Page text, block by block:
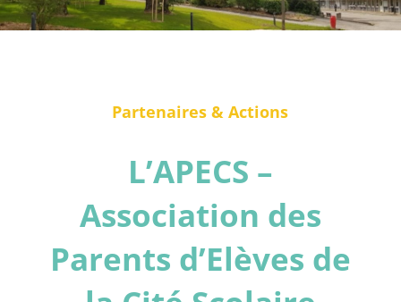
Partenaires & Actions
L’APECS –
Association des
Parents d’Elèves de